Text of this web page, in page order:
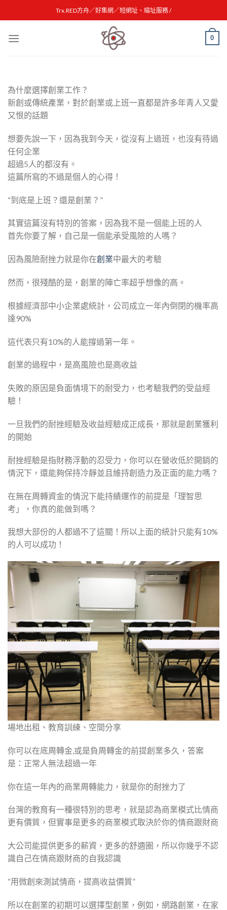
to
Trx.RED方舟／好集網／短網址、縮址服務 /
0
為什麼選擇創業工作？
新創或傳統產業，對於創業或上班一直都是許多年青人又愛
又恨的話題
想要先說一下，因為我到今天，從沒有上過班，也沒有待過
任何企業
超過5人的都沒有。
這篇所寫的不過是個人的心得！
“到底是上班？還是創業？”
其實這篇沒有特別的答案，因為我不是一個能上班的人
首先你要了解，自己是一個能承受風險的人嗎？
因為風險耐挫力就是你在創業中最大的考驗
然而，很殘酷的是，創業的陣亡率超乎想像的高。
根據經濟部中小企業處統計，公司成立一年內倒閉的機率高
達90%
這代表只有10%的人能撐過第一年。
創業的過程中，是高風險也是高收益
失敗的原因是負面情境下的耐受力，也考驗我們的受益經
驗！
一旦我們的耐挫經驗及收益經驗成正成長，那就是創業獲利
的開始
耐挫經驗是指財務浮動的忍受力，你可以在營收低於開銷的
情況下，還能夠保持冷靜並且維持創造力及正面的能力嗎？
在無在周轉資金的情況下能持績運作的前提是「理智思
考」，你真的能做到嗎？
我想大部份的人都過不了這關！所以上面的統計只能有10%
的人可以成功！
場地出租、教育訓練、空間分享
你可以在底周轉金,或是負周轉金的前提創業多久，答案
是：正常人無法超過一年
你在這一年內的商業周轉能力，就是你的耐挫力了
台灣的教育有一種很特別的思考，就是認為商業模式比情商
更有價質，但實事是更多的商業模式取決於你的情商跟財商
大公司能提供更多的薪資，更多的舒適圈，所以你幾乎不認
識自己在情商跟財商的自我認識
“用微創來測試情商，提高收益價質”
所以在創業的初期可以選擇型創業，例如，網路創業，在家